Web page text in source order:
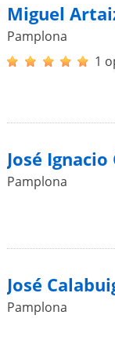
Miguel
Pamplona
1
José
Pamplona
José
Pamplona